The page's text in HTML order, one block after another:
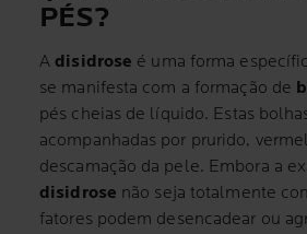
PÉS?
A disidrose é uma forma
se manifesta com a formação de
pés cheias de líquido. Estas
acompanhadas por prurido,
descamação da pele. Embora a
disidrose não seja totalmente
fatores podem desencadear ou